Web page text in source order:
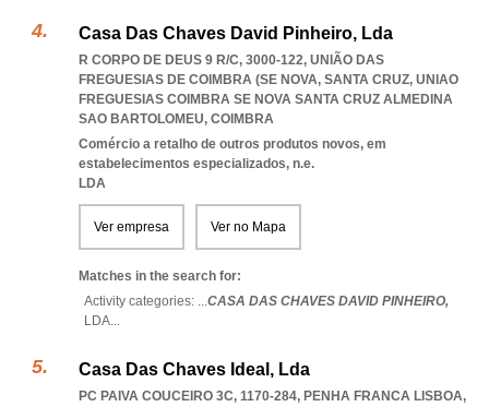
Casa Das Chaves David Pinheiro, Lda
R CORPO DE DEUS 9 R/C, 3000-122, UNIÃO DAS
FREGUESIAS DE COIMBRA (SE NOVA, SANTA CRUZ, UNIAO
FREGUESIAS COIMBRA SE NOVA SANTA CRUZ ALMEDINA
SAO BARTOLOMEU, COIMBRA
Comércio a retalho de outros produtos novos, em
estabelecimentos especializados, n.e.
LDA
Ver empresa Ver no Mapa
Matches in the search for:
Activity categories: ...CASA DAS CHAVES DAVID PINHEIRO,
LDA...
Casa Das Chaves Ideal, Lda
PC PAIVA COUCEIRO 3C, 1170-284, PENHA FRANCA LISBOA,